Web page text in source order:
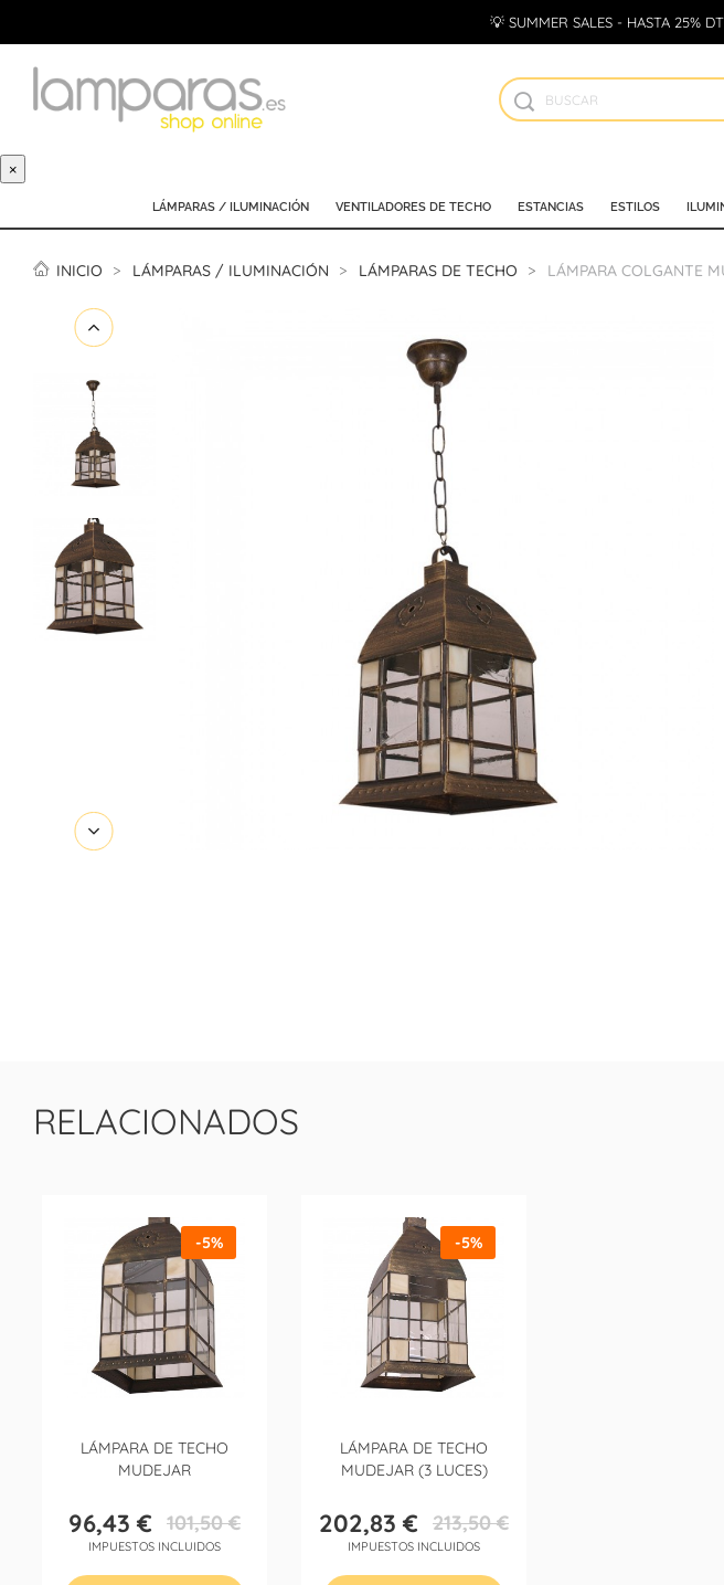
💡 SUMMER SALES - HASTA 25%
×
LÁMPARAS / ILUMINACIÓN VENTILADORES DE TECHO ESTANCIAS ESTILOS
INICIO LÁMPARAS / ILUMINACIÓN LÁMPARAS DE TECHO LÁMPARA COLGANTE
RELACIONADOS
LÁMPARA DE TECHO
MUDEJAR
Precio
96,43 € Precio
base
101,50 €
IMPUESTOS INCLUIDOS
-5%
LÁMPARA DE TECHO
MUDEJAR (3 LUCES)
Precio
202,83 €Precio
base
213,50 €
IMPUESTOS INCLUIDOS
-5%